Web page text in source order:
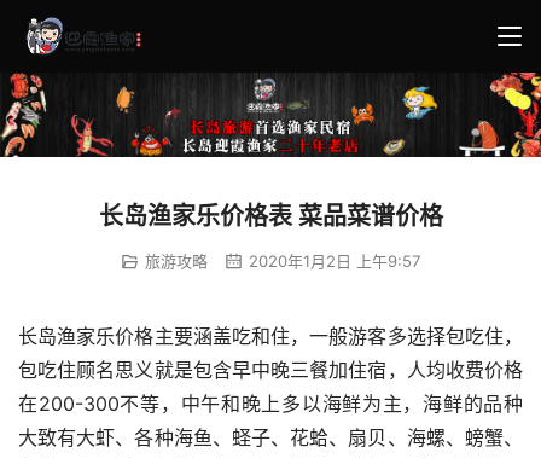
长岛渔家乐价格表 菜品菜谱价格
旅游攻略 2020年1月2日 上午9:57
长岛渔家乐价格主要涵盖吃和住，一般游客多选择包吃住，
包吃住顾名思义就是包含早中晚三餐加住宿，人均收费价格
在200-300不等，中午和晚上多以海鲜为主，海鲜的品种
大致有大虾、各种海鱼、蛏子、花蛤、扇贝、海螺、螃蟹、